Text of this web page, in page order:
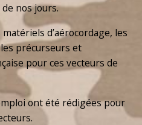
nos jours.
d’aérocordage, les
précurseurs et
pour ces vecteurs de
ont été rédigées pour